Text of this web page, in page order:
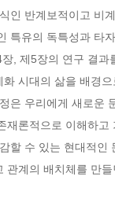
인 반계보적이고 비
특유의 독특성과 타
, 제5장의 연구 결
시대의 삶을 배경
은 우리에게 새로운
론적으로 이해하
할 수 있는 현대적
관계의 배치체를 만